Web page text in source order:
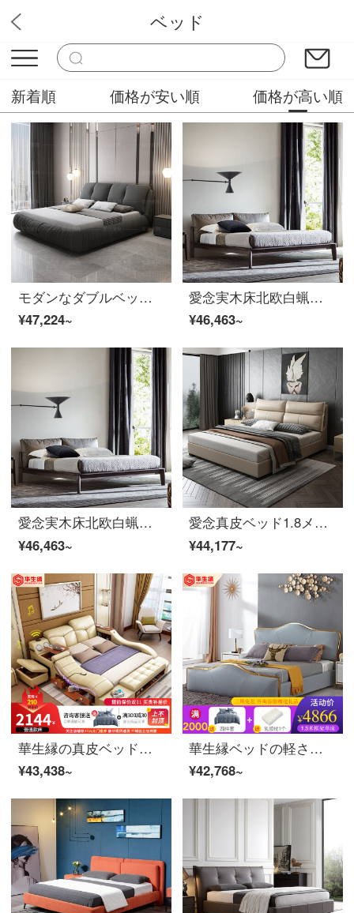
アイネン家具
ベッド
新着順 価格が安い順 価格が高い順
モダンなダブルベッド1.8メートルの主な寝室のベッドの結婚式ベッドのベルトは柔らかくて、842〓の深灰色の布芸ベッド+198〓乳用ゴムのマットレス+マットレス*2
¥47,224~
愛念実木床北欧白蝋木床1.8 mダブルベッドの結婚ベッドの主なベッドのベルトは柔らかいです。黒の龛床+198啜乳胶マットレス+マットレス*2
¥46,463~
愛念実木床北欧白蝋木床1.8 mダブルベッドの結婚ベッドの主なベッドのベルトは柔らかいです。黒の龛床+198啜乳胶マットレス+マットレス*2
¥46,463~
愛念真皮ベッド1.8メートルダブルベッドヘッドの牛皮ベッドベッドベッドベッドルームの大ベッドの結婚ベッドの1.5メートルのベルトは柔らかくて、簡単な現代家具の8055〓黄ベッド+198〓乳用ゴムマットレス+マットレス*2
¥44,177~
華生縁の真皮ベッドの寝室の軟ベッドの丸いベッドの結婚ベッドの1.5メートル1.8メートルの多機能の高箱のベッドの主な寝台は近代的で簡単です。家具の組み立てのための木製フレームのシングルのダブルベッドの1500*2000 mm旗艦版+ラテックスのマットレス+1つのベッドの頭台
¥43,438~
華生縁ベッドの軽さと贅沢な真皮ベッドのダブルベッドの二人の主な寝床の下にある大気軟包の結婚ベッドの後、現代簡約港式ネットの紅ins風1.8メートルの簡単な寝室家具の1.5メートルのフレームベッド+ベッドの頭台*1
¥42,768~